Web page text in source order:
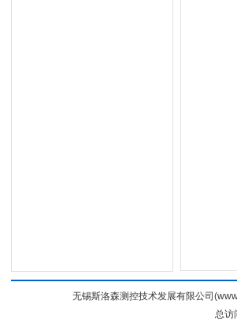
无锡斯洛森测控技术发展有限公司
总访